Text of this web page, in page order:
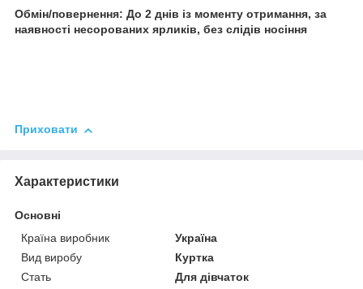
Обмін/повернення: До 2 днів із моменту отримання, за
наявності несорованих ярликів, без слідів носіння
Приховати
Характеристики
Основні
Країна виробник
Україна
Вид виробу
Куртка
Стать
Для дівчаток